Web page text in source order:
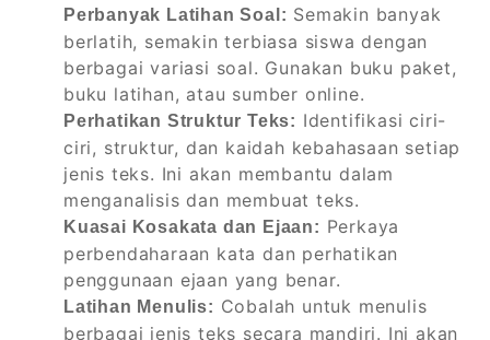
Perbanyak Latihan Soal: Semakin banyak
berlatih, semakin terbiasa siswa dengan
berbagai variasi soal. Gunakan buku paket,
buku latihan, atau sumber online.
Perhatikan Struktur Teks: Identifikasi ciri-
ciri, struktur, dan kaidah kebahasaan setiap
jenis teks. Ini akan membantu dalam
menganalisis dan membuat teks.
Kuasai Kosakata dan Ejaan: Perkaya
perbendaharaan kata dan perhatikan
penggunaan ejaan yang benar.
Latihan Menulis: Cobalah untuk menulis
berbagai jenis teks secara mandiri. Ini akan